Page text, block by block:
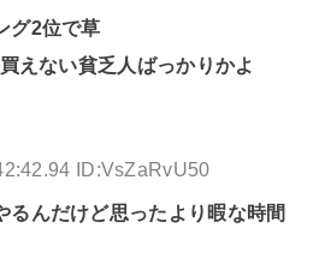
グ2位で草
えない貧乏人ばっかりかよ
ID:VsZaRvU50
るんだけど思ったより暇な時間